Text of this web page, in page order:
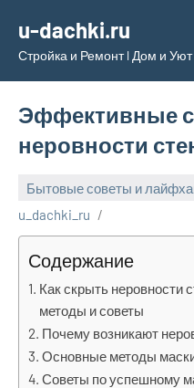
содержимому
u-dachki.ru
Стройка и Ремонт l Дом и Уют
Эффективные
неровности
Бытовые советы и
u_dachki_ru
Содержание
Как скрыть неровности
методы и советы
Почему возникают
Основные методы
Советы по успешному